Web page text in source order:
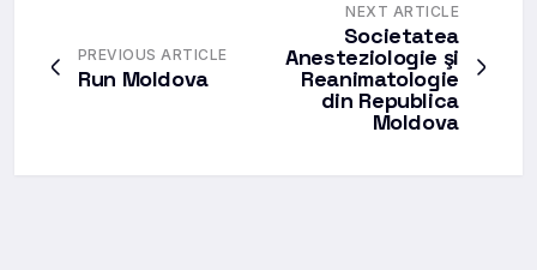
PREVIOUS ARTICLE
Run Moldova
NEXT ARTICLE
Societatea
Anesteziologie şi
Reanimatologie
din Republica
Moldova